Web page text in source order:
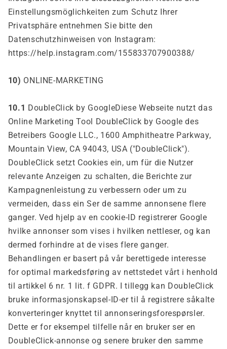
Einstellungsmöglichkeiten zum Schutz Ihrer
Privatsphäre entnehmen Sie bitte den
Datenschutzhinweisen von Instagram:
https://help.instagram.com/155833707900388/
10) ONLINE-MARKETING
10.1 DoubleClick by GoogleDiese Webseite nutzt das
Online Marketing Tool DoubleClick by Google des
Betreibers Google LLC., 1600 Amphitheatre Parkway,
Mountain View, CA 94043, USA ("DoubleClick").
DoubleClick setzt Cookies ein, um für die Nutzer
relevante Anzeigen zu schalten, die Berichte zur
Kampagnenleistung zu verbessern oder um zu
vermeiden, dass einSer de samme annonsene flere
ganger. Ved hjelp av en cookie-ID registrerer Google
hvilke annonser som vises i hvilken nettleser, og kan
dermed forhindre at de vises flere ganger.
Behandlingen er basert på vår berettigede interesse
for optimal markedsføring av nettstedet vårt i henhold
til artikkel 6 nr. 1 lit. f GDPR. I tillegg kan DoubleClick
bruke informasjonskapsel-ID-er til å registrere såkalte
konverteringer knyttet til annonseringsforespørsler.
Dette er for eksempel tilfelle når en bruker ser en
DoubleClick-annonse og senere bruker den samme